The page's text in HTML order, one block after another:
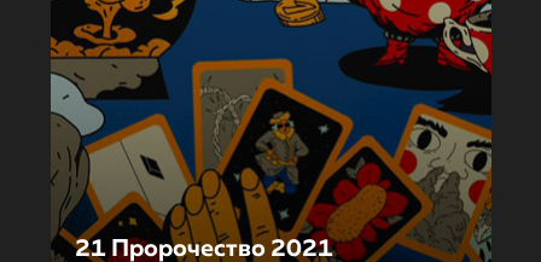
21 Пророчество 2021